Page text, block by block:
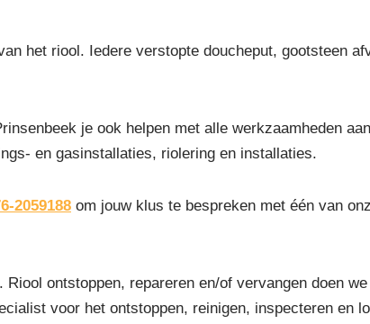
het riool. Iedere verstopte doucheput, gootsteen
je ook helpen met alle werkzaamheden
en gasinstallaties, riolering en installaties.
2059188 om jouw klus te bespreken met één van
ontstoppen, repareren en/of vervangen doen
voor het ontstoppen, reinigen, inspecteren en